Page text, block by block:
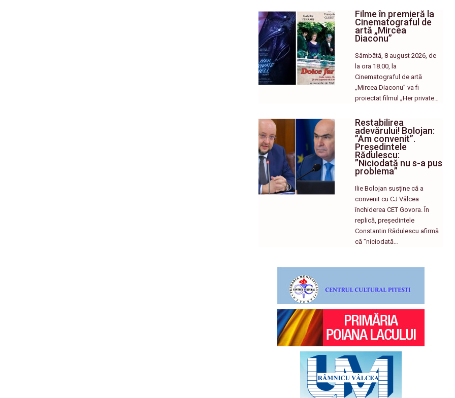
Filme în premieră la
Cinematograful de
artă „Mircea
Diaconu”
Sâmbătă, 8 august 2026, de
la ora 18.00, la
Cinematograful de artă
„Mircea Diaconu” va fi
proiectat filmul „Her private…
Restabilirea
adevărului! Bolojan:
”Am convenit”.
Președintele
Rădulescu:
”Niciodată nu s-a pus
problema”
Ilie Bolojan susține că a
convenit cu CJ Vâlcea
închiderea CET Govora. În
replică, președintele
Constantin Rădulescu afirmă
că ”niciodată…